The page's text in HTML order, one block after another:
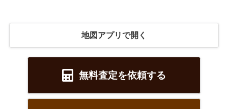
地図アプリで開く
無料査定を依頼する